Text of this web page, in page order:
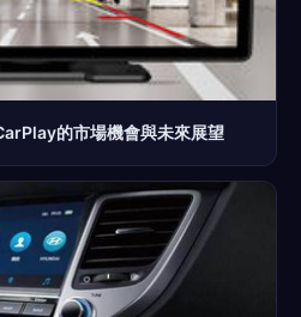
的市場機會與未來展望